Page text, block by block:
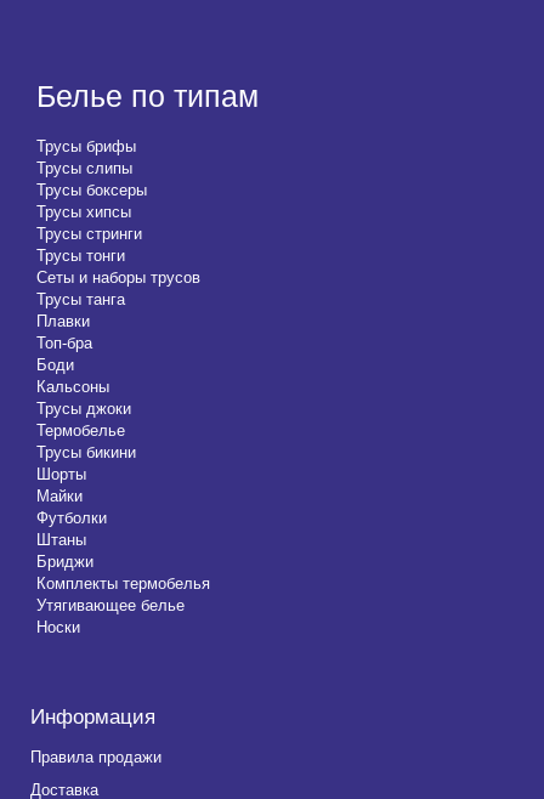
Белье по типам
Трусы брифы
Трусы слипы
Трусы боксеры
Трусы хипсы
Трусы стринги
Трусы тонги
Сеты и наборы трусов
Трусы танга
Плавки
Топ-бра
Боди
Кальсоны
Трусы джоки
Термобелье
Трусы бикини
Шорты
Майки
Футболки
Штаны
Бриджи
Комплекты термобелья
Утягивающее белье
Носки
Информация
Правила продажи
Доставка